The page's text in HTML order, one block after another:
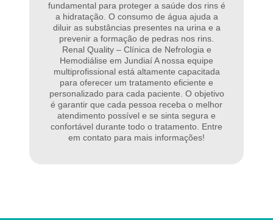
fundamental para proteger a saúde dos rins é
a hidratação. O consumo de água ajuda a
diluir as substâncias presentes na urina e a
prevenir a formação de pedras nos rins.
Renal Quality – Clínica de Nefrologia e
Hemodiálise em Jundiaí A nossa equipe
multiprofissional está altamente capacitada
para oferecer um tratamento eficiente e
personalizado para cada paciente. O objetivo
é garantir que cada pessoa receba o melhor
atendimento possível e se sinta segura e
confortável durante todo o tratamento. Entre
em contato para mais informações!